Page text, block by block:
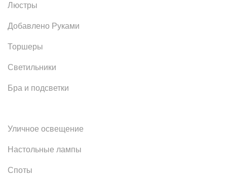
Люстры
Добавлено Руками
Торшеры
Светильники
Бра и подсветки
Уличное освещение
Настольные лампы
Споты